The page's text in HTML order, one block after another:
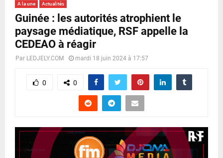
U
A la une Actualités
Guinée : les autorités atrophient le
paysage médiatique, RSF appelle la
CEDEAO à réagir
Par LEDJELY.COM mardi 18 juin 2024 à 17:57
0 0